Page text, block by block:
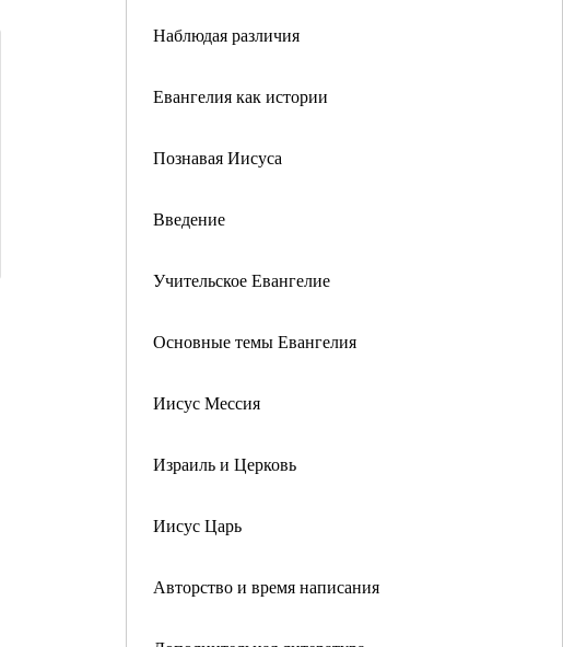
Наблюдая различия
Евангелия как истории
Познавая Иисуса
Введение
Учительское Евангелие
Основные темы Евангелия
Иисус Мессия
Израиль и Церковь
Иисус Царь
Авторство и время написания